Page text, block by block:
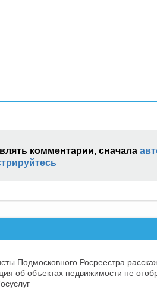
комментарии, сначала
Подмосковного Росреестра
об объектах недвижимости не